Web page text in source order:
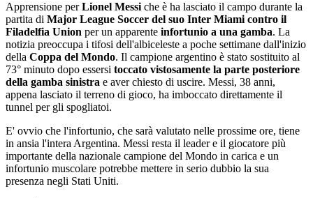
Apprensione perLionel Messi che è ha lasciato il campo durante la
partita di Major League Soccer del suo Inter Miami contro il
Filadelfia Union per un apparente infortunio a una gamba. La
notizia preoccupa i tifosi dell'albiceleste a poche settimane dall'inizio
della Coppa del Mondo. Il campione argentino è stato sostituito al
73° minuto dopo essersi toccato vistosamente la parte posteriore
della gamba sinistra e aver chiesto di uscire. Messi, 38 anni,
appena lasciato il terreno di gioco, ha imboccato direttamente il
tunnel per gli spogliatoi.
E' ovvio che l'infortunio, che sarà valutato nelle prossime ore, tiene
in ansia l'intera Argentina. Messi resta il leader e il giocatore più
importante della nazionale campione del Mondo in carica e un
infortunio muscolare potrebbe mettere in serio dubbio la sua
presenza negli Stati Uniti.